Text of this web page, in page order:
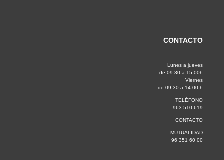
CONTACTO
Lunes a jueves
de 09:30 a 15.00h
Viernes
de 09:30 a 14.00 h
TELÉFONO
963 510 619
CONTACTO
MUTUALIDAD
96 351 60 00